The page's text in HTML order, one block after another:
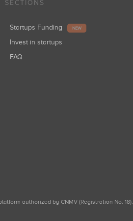
SECTIONS
Startups Funding NEW
Invest in startups
FAQ
authorized by CNMV (Registration No. 18).